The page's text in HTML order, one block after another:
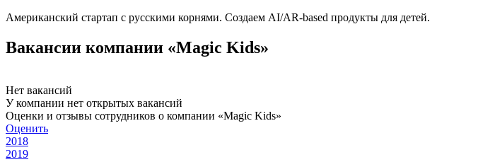
Американский стартап с русскими корнями. Создаем AI/AR-based продукты для детей.
Вакансии компании «Magic Kids»
Нет вакансий
У компании нет открытых вакансий
Оценки и отзывы сотрудников о компании «Magic Kids»
Оценить
2018
2019